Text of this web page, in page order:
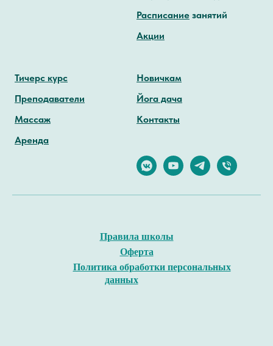
Расписание занятий
Акции
Тичерс курс
Преподаватели
Массаж
Аренда
Новичкам
Йога дача
Контакты
Правила школы
Оферта
Политика обработки персональных
данных